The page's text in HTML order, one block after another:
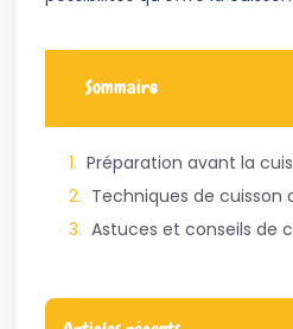
Sommaire
Préparation avant la
Techniques de cuisson
Astuces et conseils de